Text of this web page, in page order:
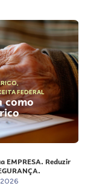
,
FEDERAL
como
EMPRESA. Reduzir